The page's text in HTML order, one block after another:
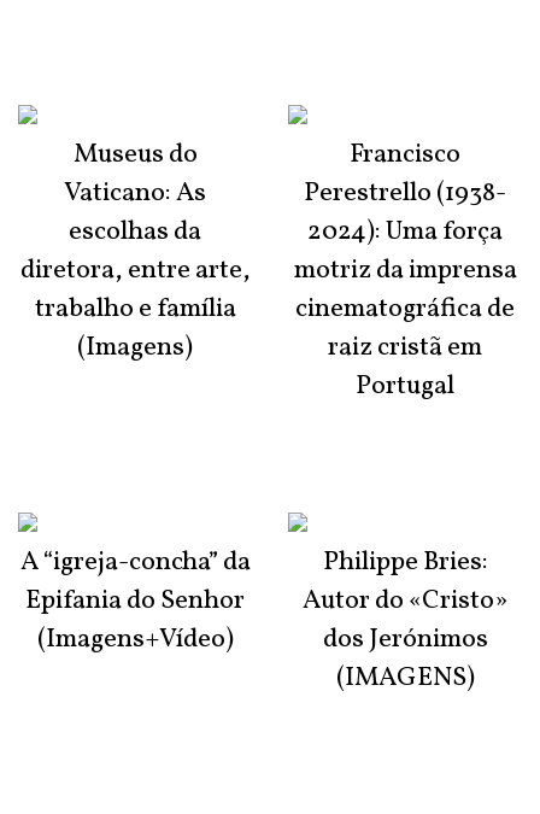
Museus do
Vaticano: As
escolhas da
diretora, entre arte,
trabalho e família
(Imagens)
A “igreja-concha” da
Epifania do Senhor
(Imagens+Vídeo)
Francisco
Perestrello (1938-
2024): Uma força
motriz da imprensa
cinematográfica de
raiz cristã em
Portugal
Philippe Bries:
Autor do «Cristo»
dos Jerónimos
(IMAGENS)